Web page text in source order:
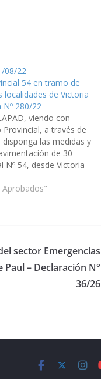
08/22 –
54 en tramo de
de Victoria
280/22
viendo con
a través de
las medidas y
de 30
54, desde Victoria
de Santa Victoria
Aprobados"
sector Emergencias
– Declaración N°
36/26